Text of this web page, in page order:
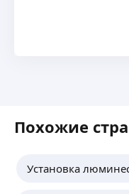
Похожие
Установка